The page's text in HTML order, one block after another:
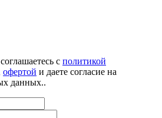
с политикой
офертой и даете согласие на
данных..